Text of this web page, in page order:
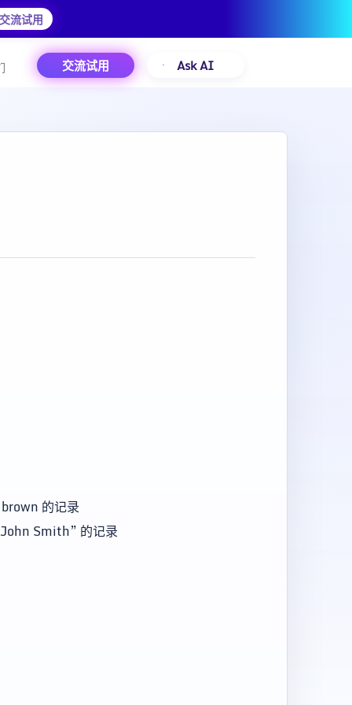
交流试用
交流试用 Ask AI
的记录
Smith” 的记录